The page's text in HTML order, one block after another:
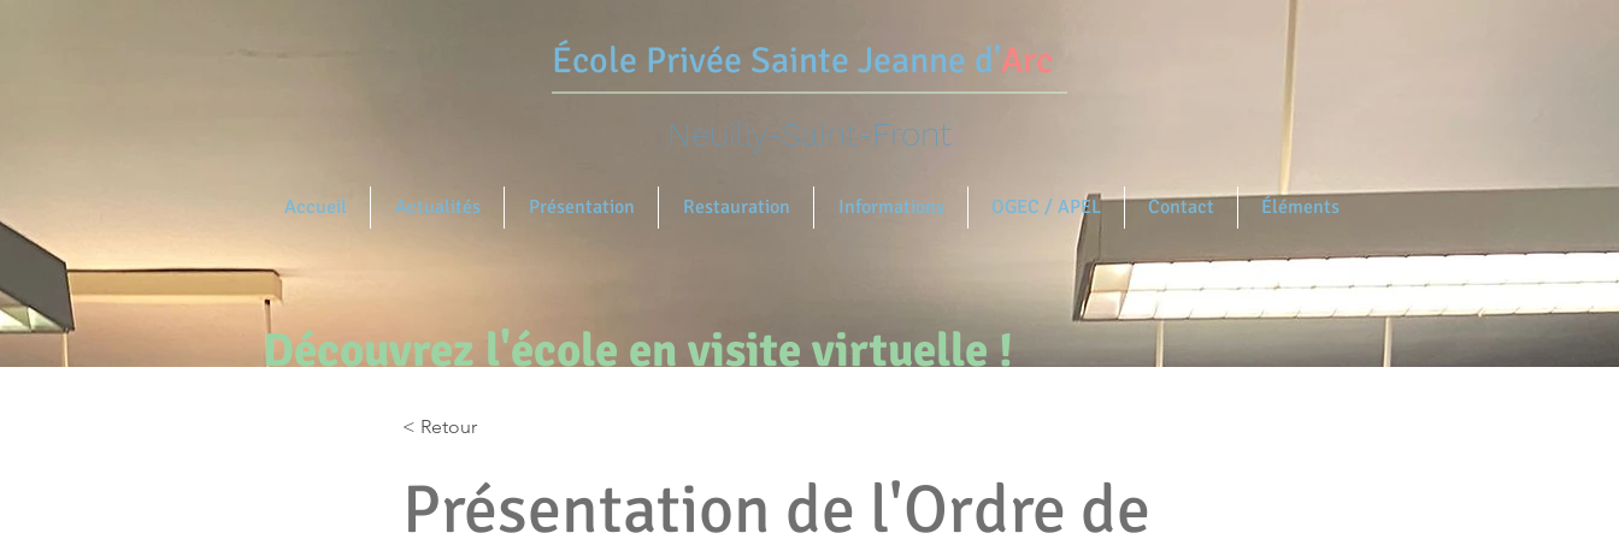
École Privée Sainte Jeanne d'Arc
Neuilly-Saint-Front
Accueil Actualités Présentation Restauration Informations OGEC / APEL Contact Éléments
Découvrez l'école en visite virtuelle !
< Retour
Présentation de l'Ordre de